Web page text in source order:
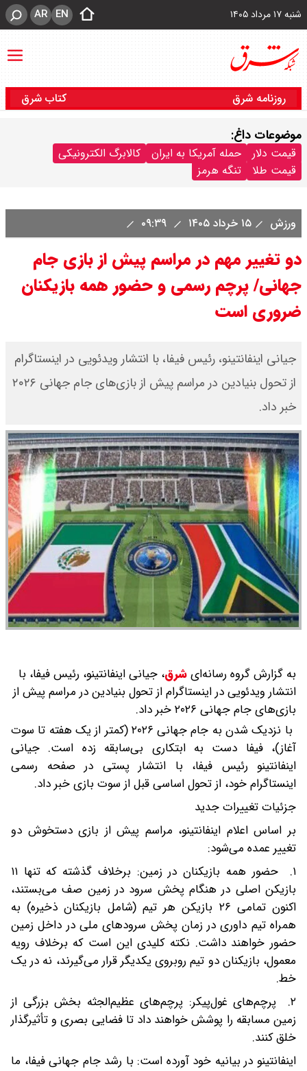
شنبه ۱۷ مرداد ۱۴۰۵ EN
AR
روزنامه شرق کتاب شرق
موضوعات داغ:
قیمت دلار حمله آمریکا به ایران
کالابرگ الکترونیکی
قیمت طلا
تنگه هرمز
ورزش ۱۵ خرداد ۱۴۰۵
دو تغییر مهم در مراسم پیش از بازی جام
جهانی/ پرچم رسمی و حضور همه بازیکنان
ضروری است
جیانی اینفانتینو، رئیس فیفا، با انتشار ویدئویی در اینستاگرام
از تحول بنیادین در مراسم پیش از بازی‌های جام جهانی ۲۰۲۶
خبر داد.
به گزارش گروه رسانه‌ایشرق، جیانی اینفانتینو، رئیس فیفا، با
انتشار ویدئویی در اینستاگرام از تحول بنیادین در مراسم پیش از
بازی‌های جام جهانی ۲۰۲۶ خبر داد.
با نزدیک شدن به جام جهانی ۲۰۲۶ (کمتر از یک هفته تا سوت
آغاز)، فیفا دست به ابتکاری بی‌سابقه زده است. جیانی
اینفانتینو رئیس فیفا، با انتشار پستی در صفحه رسمی
اینستاگرام خود، از تحول اساسی قبل از سوت بازی خبر داد.
جزئیات تغییرات جدید
بر اساس اعلام اینفانتینو، مراسم پیش از بازی دستخوش دو
تغییر عمده می‌شود:
۱. حضور همه بازیکنان در زمین: برخلاف گذشته که تنها ۱۱
بازیکن اصلی در هنگام پخش سرود در زمین صف می‌بستند،
اکنون تمامی ۲۶ بازیکن هر تیم (شامل بازیکنان ذخیره) به
همراه تیم داوری در زمان پخش سرودهای ملی در داخل زمین
حضور خواهند داشت. نکته کلیدی این است که برخلاف رویه
معمول، بازیکنان دو تیم روبروی یکدیگر قرار می‌گیرند، نه در یک
خط.
۲. پرچم‌های غول‌پیکر: پرچم‌های عظیم‌الجثه بخش بزرگی از
زمین مسابقه را پوشش خواهند داد تا فضایی بصری و تأثیرگذار
خلق کنند.
اینفانتینو در بیانیه خود آورده است: با رشد جام جهانی فیفا، ما